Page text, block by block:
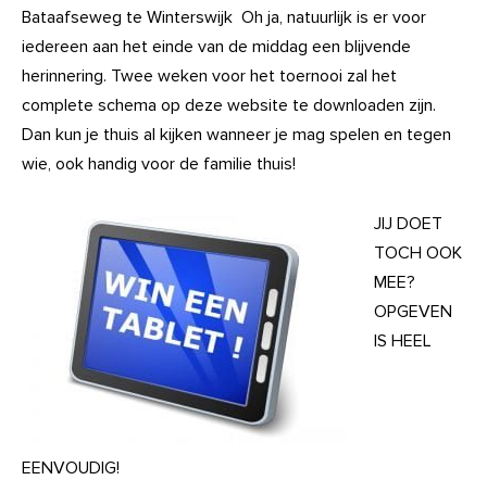
Bataafseweg te Winterswijk Oh ja, natuurlijk is er voor
iedereen aan het einde van de middag een blijvende
herinnering. Twee weken voor het toernooi zal het
complete schema op deze website te downloaden zijn.
Dan kun je thuis al kijken wanneer je mag spelen en tegen
wie, ook handig voor de familie thuis!
JIJ DOET
TOCH OOK
MEE?
OPGEVEN
IS HEEL
EENVOUDIG!